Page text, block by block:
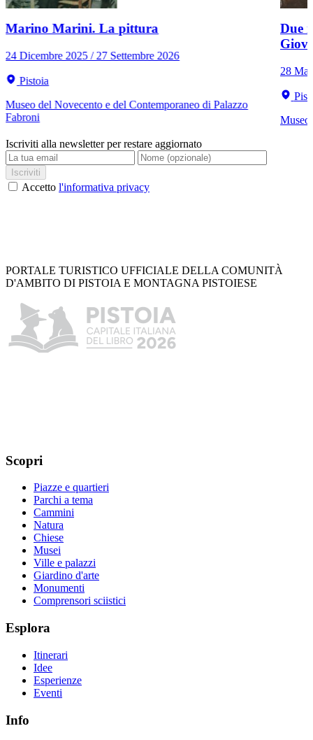
Marino Marini. La pittura
24 Dicembre 2025 / 27 Settembre 2026
Pistoia
Museo del Novecento e del Contemporaneo di Palazzo
Fabroni
Due
28
Museo
Iscriviti alla newsletter per restare aggiornato
Iscriviti
Accetto l'informativa privacy
PORTALE TURISTICO UFFICIALE DELLA COMUNITÀ
D'AMBITO DI PISTOIA E MONTAGNA PISTOIESE
Scopri
Piazze e quartieri
Parchi a tema
Cammini
Natura
Chiese
Musei
Ville e palazzi
Giardino d'arte
Monumenti
Comprensori sciistici
Esplora
Itinerari
Idee
Esperienze
Eventi
Info